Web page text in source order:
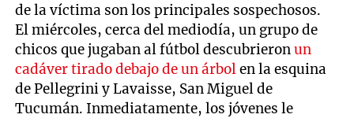
de la víctima son los principales sospechosos.
El miércoles, cerca del mediodía, un grupo de
chicos que jugaban al fútbol descubrieronun
cadáver tirado debajo de un árbolen la esquina
de Pellegrini y Lavaisse, San Miguel de
Tucumán. Inmediatamente, los jóvenes le